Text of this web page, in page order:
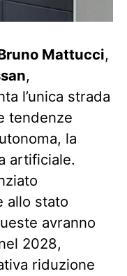
Mattucci,
,
l’unica strada
tendenze
la
artificiale.
allo stato
avranno
2028,
riduzione